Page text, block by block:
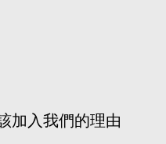
加入我們的理由